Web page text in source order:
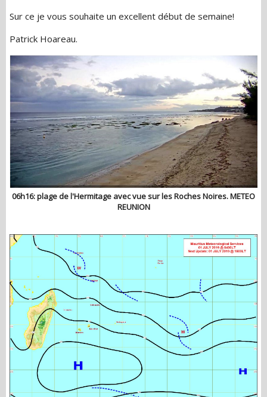
Sur ce je vous souhaite un excellent début de semaine!
Patrick Hoareau.
06h16: plage de l'Hermitage avec vue sur les Roches Noires. METEO
REUNION